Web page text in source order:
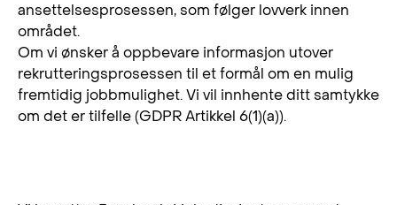
ansettelsesprosessen, som følger lovverk innen
området.
Om vi ønsker å oppbevare informasjon utover
rekrutteringsprosessen til et formål om en mulig
fremtidig jobbmulighet. Vi vil innhente ditt samtykke
om det er tilfelle (GDPR Artikkel 6(1)(a)).